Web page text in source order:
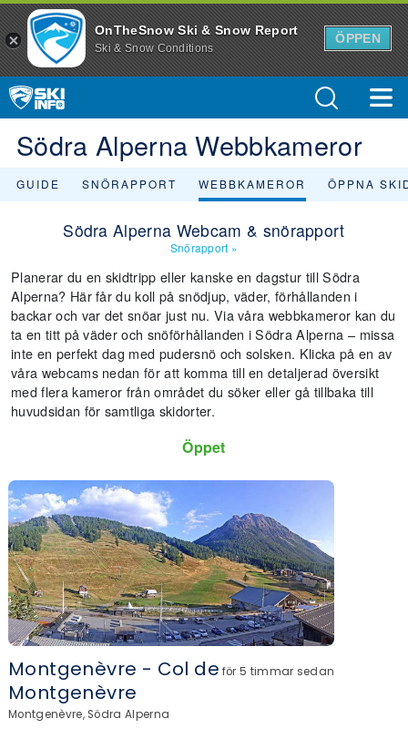
OnTheSnow Ski & Snow Report
Ski & Snow Conditions
ÖPPEN
Södra Alperna Webbkameror
GUIDE SNÖRAPPORT WEBBKAMEROR ÖPPNA
Södra Alperna Webcam & snörapport
Snörapport »
Planerar du en skidtripp eller kanske en dagstur till Södra
Alperna? Här får du koll på snödjup, väder, förhållanden i
backar och var det snöar just nu. Via våra webbkameror kan du
ta en titt på väder och snöförhållanden i Södra Alperna – missa
inte en perfekt dag med pudersnö och solsken. Klicka på en av
våra webcams nedan för att komma till en detaljerad översikt
med flera kameror från området du söker eller gå tillbaka till
huvudsidan för samtliga skidorter.
Öppet
Montgenèvre - Col de
Montgenèvre
för 5 timmar sedan
Montgenèvre, Södra Alperna